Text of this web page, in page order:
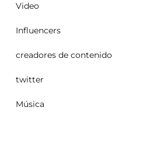
Video
Influencers
creadores de contenido
twitter
Música